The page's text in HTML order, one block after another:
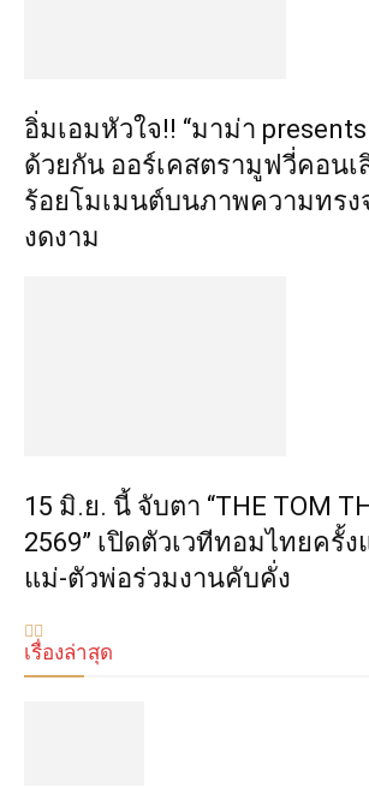
อิ่มเอมหัวใจ!! “มาม่า
ด้วยกัน ออร์เคสตรามูฟวี่คอนเสิ
ร้อยโมเมนต์บนภาพความทร
งดงาม
15 มิ.ย. นี้ จับตา “THE TOM
2569” เปิดตัวเวทีทอมไทยครั้
แม่-ตัวพ่อร่วมงานคับคั่ง
เรื่องล่าสุด